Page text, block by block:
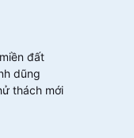
đất
dũng
thách mới